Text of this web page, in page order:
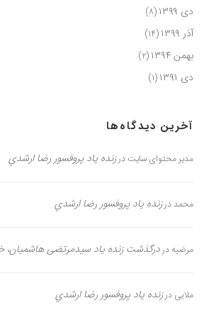
دی ۱۳۹۹ (۸)
آذر ۱۳۹۹ (۱۴)
بهمن ۱۳۹۴ (۲)
دی ۱۳۹۱ (۱)
آخرین دیدگاه‌ها
مدیر محتوای سایت درزنده یاد پروفسور رضا ارشدي
محمد درزنده یاد پروفسور رضا ارشدي
مرضیه دردرگذشت زنده یاد سیدمرتضی هاشمیان،
ملایی درزنده یاد پروفسور رضا ارشدي